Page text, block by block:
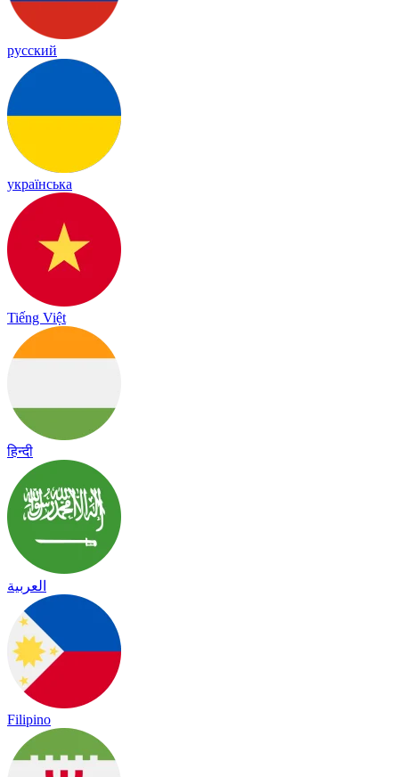
русский
українська
Tiếng Việt
हिन्दी
العربية
Filipino